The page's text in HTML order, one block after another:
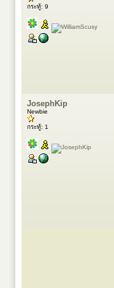
กระทู้: 9
JosephKip
Newbie
กระทู้: 1